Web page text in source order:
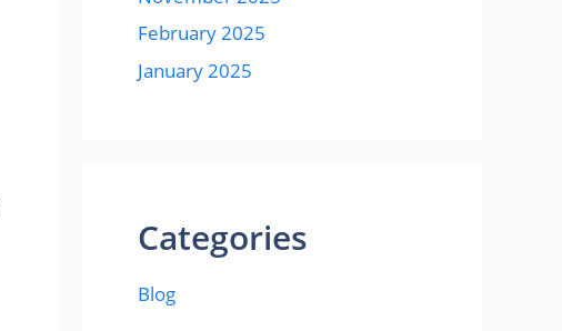
February 2025
January 2025
Categories
Blog